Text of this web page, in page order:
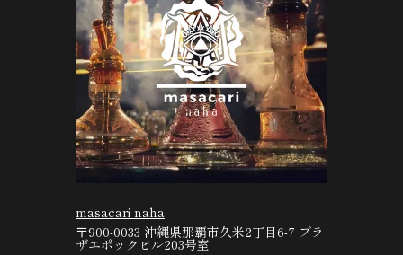
masacari naha
〒900-0033 沖縄県那覇市久米2丁目6-7 プラ
ザエポックビル203号室